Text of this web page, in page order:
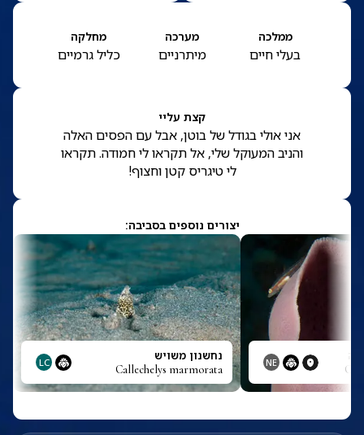
ממלכה
בעלי חיים
מערכה
מיתרניים
מחלקה
כליל גרמיים
קצת עליי
אני אולי בגודל של בוטן, אבל עם הפסים האלה
והניב המעוקל שלי, אל תקראו לי חמודה. תקראו
לי טיגריס קטן וחצוף!
יצורים נוספים בסביבה:
NE נחשנון משויש
Callechelys marmorata
LC